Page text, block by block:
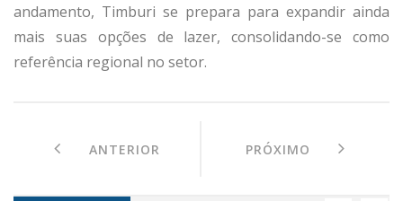
andamento, Timburi se prepara para expandir ainda
mais suas opções de lazer, consolidando-se como
referência regional no setor.
ANTERIOR PRÓXIMO